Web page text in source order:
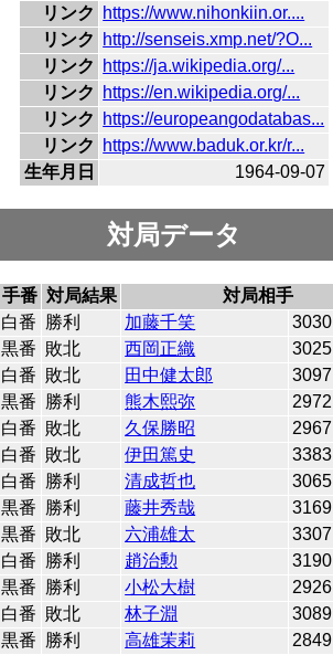
リンク
https://www.nihonkiin.or....
リンク
http://senseis.xmp.net/?O...
リンク
https://ja.wikipedia.org/...
リンク
https://en.wikipedia.org/...
リンク
https://europeangodatabas...
リンク
https://www.baduk.or.kr/r...
生年月日
1964-09-07
対局データ
手番 対局結果 対局相手
白番 勝利 加藤千笑 3030
黒番 敗北 西岡正織 3025
白番 敗北 田中健太郎 3097
黒番 勝利 熊木熙弥 2972
白番 敗北 久保勝昭 2967
白番 敗北 伊田篤史 3383
白番 勝利 清成哲也 3065
黒番 勝利 藤井秀哉 3169
黒番 敗北 六浦雄太 3307
白番 勝利 趙治勲 3190
黒番 勝利 小松大樹 2926
白番 敗北 林子淵 3089
黒番 勝利 高雄茉莉 2849